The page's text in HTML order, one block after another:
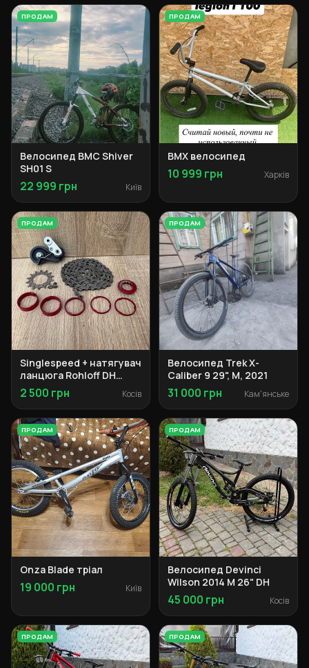
ПРОДАМ
Велосипед BMC Shiver
SH01 S
22 999 грн Київ
ПРОДАМ
BMX велосипед
10 999 грн Харків
ПРОДАМ
Singlespeed + натягувач
ланцюга Rohloff DH
Shorty
2 500 грн Косів
ПРОДАМ
Велосипед Trek X-
Caliber 9 29", M, 2021
31 000 грн Кам'янське
ПРОДАМ
Onza Blade тріал
19 000 грн Київ
ПРОДАМ
Велосипед Devinci
Wilson 2014 M 26" DH
45 000 грн Косів
ПРОДАМ ПРОДАМ